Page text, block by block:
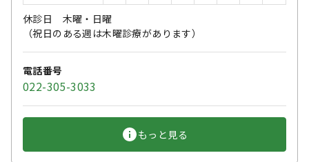
休診日 木曜・日曜
（祝日のある週は木曜診療があります）
電話番号
022-305-3033
もっと見る